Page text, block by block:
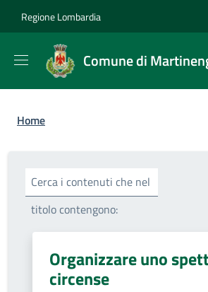
Regione Lombardia
Comune di
Briciole di pane
Home
Cerca i contenuti che nel
titolo contengono:
Organizzare uno
circense